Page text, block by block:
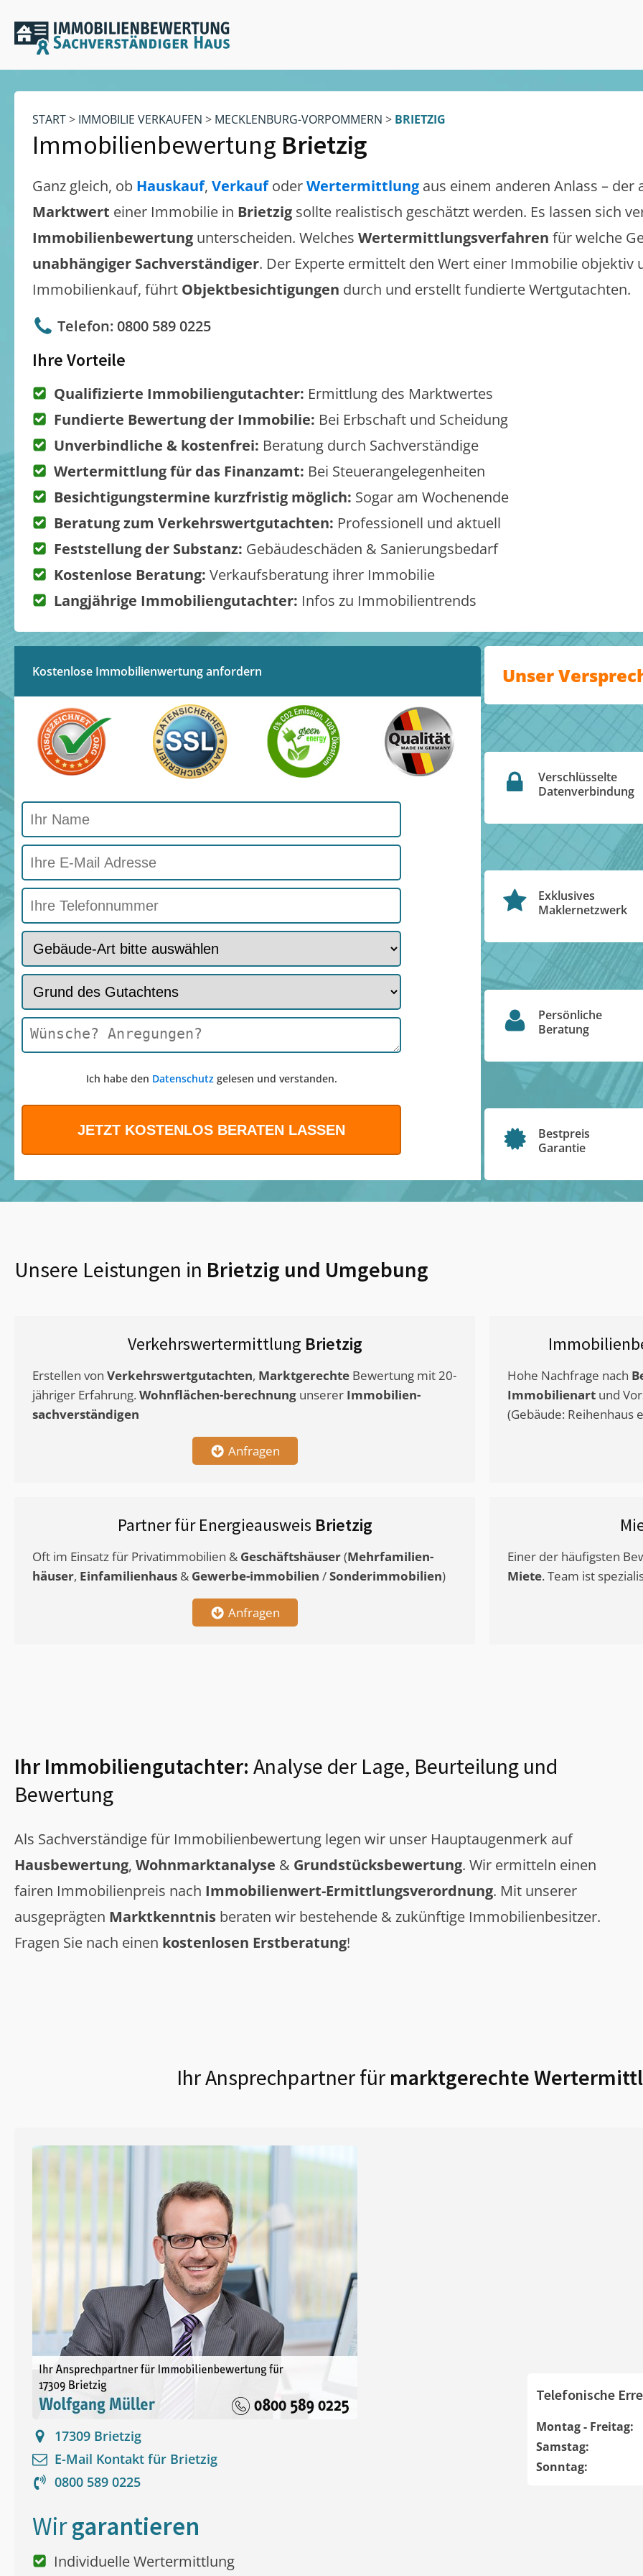
START> IMMOBILIE VERKAUFEN > MECKLENBURG-VORPOMMERN > BRIETZIG
Immobilienbewertung Brietzig
Ganz gleich, ob Hauskauf, VerkaufoderWertermittlung aus einem anderen Anlass – der
Marktwert einer Immobilie in Brietzig sollte realistisch geschätzt werden. Es lassen sich
Immobilienbewertung unterscheiden. Welches Wertermittlungsverfahren für welche
unabhängiger Sachverständiger. Der Experte ermittelt den Wert einer Immobilie objektiv
Immobilienkauf, führt Objektbesichtigungen durch und erstellt fundierte Wertgutachten.
Telefon: 0800 589 0225
Ihre Vorteile
Qualifizierte Immobiliengutachter: Ermittlung des Marktwertes
Fundierte Bewertung der Immobilie: Bei Erbschaft und Scheidung
Unverbindliche & kostenfrei: Beratung durch Sachverständige
Wertermittlung für das Finanzamt: Bei Steuerangelegenheiten
Besichtigungstermine kurzfristig möglich: Sogar am Wochenende
Beratung zum Verkehrswertgutachten: Professionell und aktuell
Feststellung der Substanz: Gebäudeschäden & Sanierungsbedarf
Kostenlose Beratung: Verkaufsberatung ihrer Immobilie
Langjährige Immobiliengutachter: Infos zu Immobilientrends
Kostenlose Immobilienwertung anfordern
Ich habe den Datenschutzgelesen und verstanden.
Unser
Verschlüsselte
Datenverbindung
Exklusives
Maklernetzwerk
Persönliche
Beratung
Bestpreis
Garantie
Unsere Leistungen in Brietzig und Umgebung
Verkehrswertermittlung Brietzig
Erstellen von Verkehrswertgutachten, Marktgerechte Bewertung mit 20-
jähriger Erfahrung. Wohnflächen-berechnung unserer Immobilien-
sachverständigen
Anfragen
Hohe Nachfrage nach
Immobilienart und
(Gebäude: Reihenhaus
Partner für Energieausweis Brietzig
Oft im Einsatz für Privatimmobilien & Geschäftshäuser(Mehrfamilien-
häuser, Einfamilienhaus & Gewerbe-immobilien /Sonderimmobilien)
Anfragen
Einer der häufigsten
Miete. Team ist
Ihr Immobiliengutachter: Analyse der Lage, Beurteilung und
Bewertung
Als Sachverständige für Immobilienbewertung legen wir unser Hauptaugenmerk auf
Hausbewertung, Wohnmarktanalyse & Grundstücksbewertung. Wir ermitteln einen
fairen Immobilienpreis nach Immobilienwert-Ermittlungsverordnung. Mit unserer
ausgeprägten Marktkenntnis beraten wir bestehende & zukünftige Immobilienbesitzer.
Fragen Sie nach einen kostenlosen Erstberatung!
Ihr Ansprechpartner für marktgerechte
17309 Brietzig
E-Mail Kontakt für Brietzig
0800 589 0225
Telefonische
Montag - Freitag:
Samstag:
Sonntag:
Wirgarantieren
Individuelle Wertermittlung